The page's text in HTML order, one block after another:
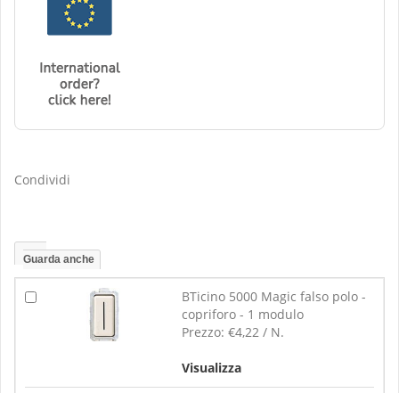
Condividi
Guarda anche
BTicino 5000 Magic falso polo -
copriforo - 1 modulo
Prezzo: €4,22 / N.
Visualizza